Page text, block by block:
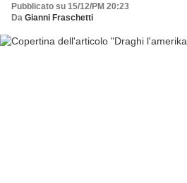
Pubblicato su 15/12/PM 20:23
Da Gianni Fraschetti